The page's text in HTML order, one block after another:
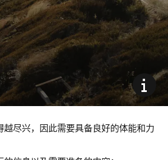
越尽兴，因此需要具备良好的体能和力